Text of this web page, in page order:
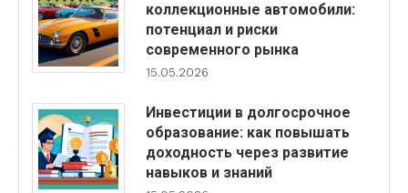
коллекционные автомобили:
потенциал и риски
современного рынка
15.05.2026
Инвестиции в долгосрочное
образование: как повышать
доходность через развитие
навыков и знаний